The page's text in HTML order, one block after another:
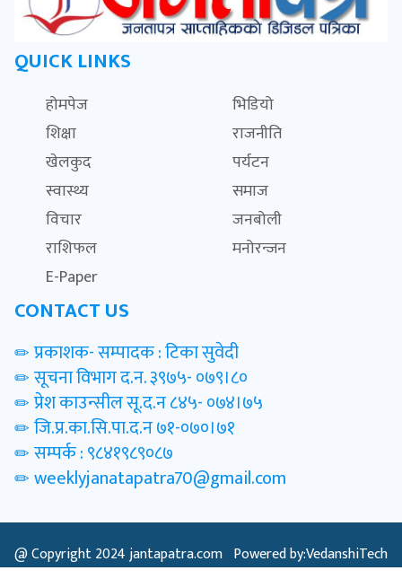
QUICK LINKS
होमपेज
भिडियो
शिक्षा
राजनीति
खेलकुद
पर्यटन
स्वास्थ्य
समाज
विचार
जनबोली
राशिफल
मनोरन्जन
E-Paper
CONTACT US
प्रकाशक- सम्पादक : टिका सुवेदी
सूचना विभाग द.न. ३९७५- ०७९।८०
प्रेश काउन्सील सू.द.न ८४५- ०७४।७५
जि.प्र.का.सि.पा.द.न ७१-०७०।७१
सम्पर्क : ९८४१९८९०८७
weeklyjanatapatra70@gmail.com
@ Copyright 2024jantapatra.com Powered by:VedanshiTech